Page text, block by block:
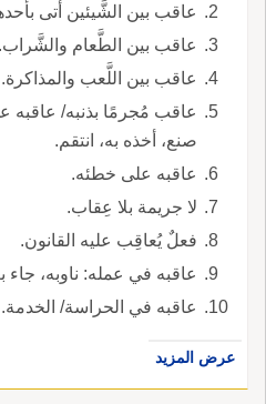
عاقب بين الشَّيئين أتى
عاقب بين الطَّعام والشَّراب.
عاقب بين اللَّعب والمذاكرة.
عاقب مُجرمًا بذنبه/ عاقبه
صنع، أخذه به، انتقم.
عاقبه على خطئه.
لا جريمة بلا عِقاب.
فعلٌ يُعاقِب عليه القانون.
عاقبه في عمله: ناوبه، جاء
عاقبه في الحراسة/ الخدمة.
عرض المزيد